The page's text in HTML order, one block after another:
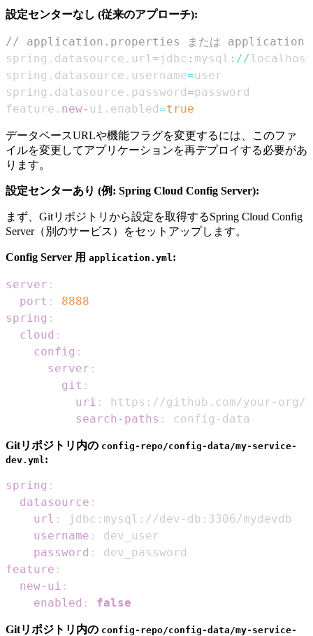
設定センターなし (従来のアプローチ):
// application.properties または
spring . datasource . url =jdbc : mysql : //localhost
spring . datasource . username=
spring . datasource . password=
feature . new- ui . enabled=true
データベースURLや機能フラグを変更するには、このファ
イルを変更してアプリケーションを再デプロイする必要があ
ります。
設定センターあり (例: Spring Cloud Config Server):
まず、Gitリポジトリから設定を取得するSpring Cloud Config
Server（別のサービス）をセットアップします。
Config Server 用 application.yml :
server :
port :
8888
spring :
cloud :
config :
server :
git :
uri : https : //github.com/your - org/
search-paths : config - data
Gitリポジトリ内の config-repo/config-data/my-service-
dev.yml :
spring :
datasource :
url : jdbc : mysql : //dev - db :
username :
password :
feature :
new-ui :
enabled : false
Gitリポジトリ内の config-repo/config-data/my-service-